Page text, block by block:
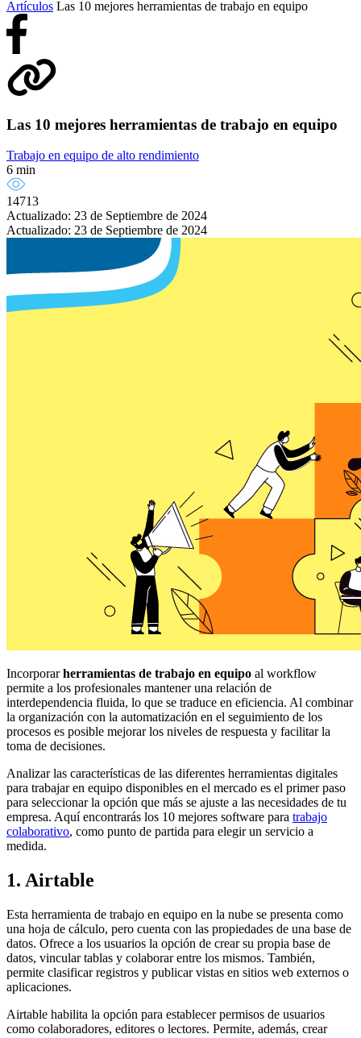
Artículos Las 10 mejores herramientas de trabajo en equipo
Las 10 mejores herramientas de trabajo en equipo
Trabajo en equipo de alto rendimiento
6 min
14713
Actualizado: 23 de Septiembre de 2024
Actualizado: 23 de Septiembre de 2024
Incorporarherramientas de trabajo en equipo al workflow
permite a los profesionales mantener una relación de
interdependencia fluida, lo que se traduce en eficiencia. Al combinar
la organización con la automatización en el seguimiento de los
procesos es posible mejorar los niveles de respuesta y facilitar la
toma de decisiones.
Analizar las características de las diferentes herramientas digitales
para trabajar en equipo disponibles en el mercado es el primer paso
para seleccionar la opción que más se ajuste a las necesidades de tu
empresa. Aquí encontrarás los 10 mejores software para trabajo
colaborativo, como punto de partida para elegir un servicio a
medida.
1. Airtable
Esta herramienta de trabajo en equipo en la nube se presenta como
una hoja de cálculo, pero cuenta con las propiedades de una base de
datos. Ofrece a los usuarios la opción de crear su propia base de
datos, vincular tablas y colaborar entre los mismos. También,
permite clasificar registros y publicar vistas en sitios web externos o
aplicaciones.
Airtable habilita la opción para establecer permisos de usuarios
como colaboradores, editores o lectores. Permite, además, crear